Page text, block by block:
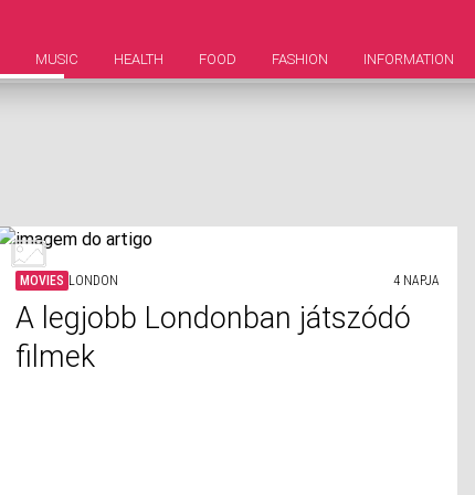
MUSIC HEALTH FOOD FASHION INFORMATION
MOVIES LONDON 4 NAPJA
A legjobb Londonban játszódó
filmek